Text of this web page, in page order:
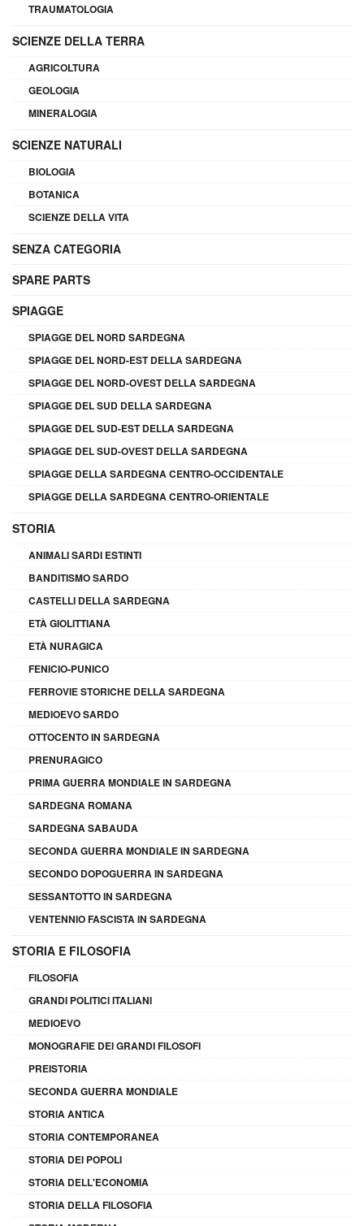
TRAUMATOLOGIA
SCIENZE DELLA TERRA
AGRICOLTURA
GEOLOGIA
MINERALOGIA
SCIENZE NATURALI
BIOLOGIA
BOTANICA
SCIENZE DELLA VITA
SENZA CATEGORIA
SPARE PARTS
SPIAGGE
SPIAGGE DEL NORD SARDEGNA
SPIAGGE DEL NORD-EST DELLA SARDEGNA
SPIAGGE DEL NORD-OVEST DELLA SARDEGNA
SPIAGGE DEL SUD DELLA SARDEGNA
SPIAGGE DEL SUD-EST DELLA SARDEGNA
SPIAGGE DEL SUD-OVEST DELLA SARDEGNA
SPIAGGE DELLA SARDEGNA CENTRO-OCCIDENTALE
SPIAGGE DELLA SARDEGNA CENTRO-ORIENTALE
STORIA
ANIMALI SARDI ESTINTI
BANDITISMO SARDO
CASTELLI DELLA SARDEGNA
ETÀ GIOLITTIANA
ETÀ NURAGICA
FENICIO-PUNICO
FERROVIE STORICHE DELLA SARDEGNA
MEDIOEVO SARDO
OTTOCENTO IN SARDEGNA
PRENURAGICO
PRIMA GUERRA MONDIALE IN SARDEGNA
SARDEGNA ROMANA
SARDEGNA SABAUDA
SECONDA GUERRA MONDIALE IN SARDEGNA
SECONDO DOPOGUERRA IN SARDEGNA
SESSANTOTTO IN SARDEGNA
VENTENNIO FASCISTA IN SARDEGNA
STORIA E FILOSOFIA
FILOSOFIA
GRANDI POLITICI ITALIANI
MEDIOEVO
MONOGRAFIE DEI GRANDI FILOSOFI
PREISTORIA
SECONDA GUERRA MONDIALE
STORIA ANTICA
STORIA CONTEMPORANEA
STORIA DEI POPOLI
STORIA DELL'ECONOMIA
STORIA DELLA FILOSOFIA